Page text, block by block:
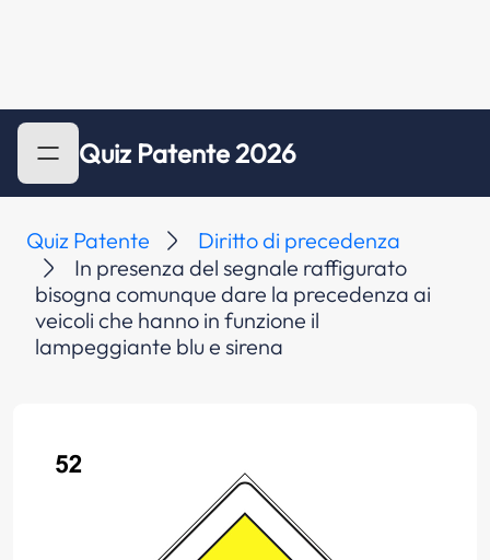
Quiz Patente 2026
Quiz Patente
Diritto di precedenza
In presenza del segnale raffigurato
bisogna comunque dare la precedenza ai
veicoli che hanno in funzione il
lampeggiante blu e sirena